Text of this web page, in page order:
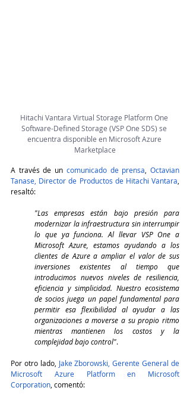
Hitachi Vantara Virtual Storage Platform One
Software-Defined Storage (VSP One SDS) se
encuentra disponible en Microsoft Azure
Marketplace
A través de un comunicado de prensa , Octavian
Tanase, Director de Productos de Hitachi Vantara
resaltó:
"Las empresas están bajo presión para
modernizar la infraestructura sin interrumpir
lo que ya funciona. Al llevar VSP One a
Microsoft Azure, estamos ayudando a los
clientes de Azure a ampliar el valor de sus
inversiones existentes al tiempo que
introducimos nuevos niveles de resiliencia,
eficiencia y simplicidad. Nuestro ecosistema
de socios juega un papel fundamental para
permitir esa flexibilidad al ayudar a las
organizaciones a moverse a su propio ritmo
mientras mantienen los costos y la
complejidad bajo control".
Por otro lado, Jake Zborowski, Gerente General de
Microsoft Azure Platform en Microsoft
Corporation , comentó: